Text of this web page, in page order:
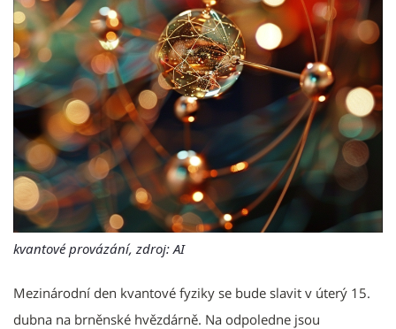
kvantové provázání, zdroj: AI
Mezinárodní den kvantové fyziky se bude slavit v úterý 15.
dubna na brněnské hvězdárně. Na odpoledne jsou